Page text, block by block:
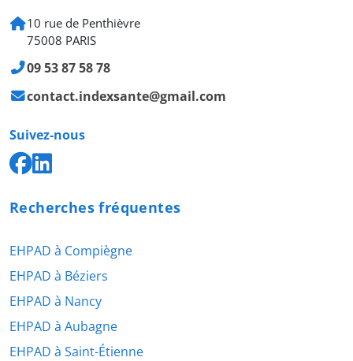
10 rue de Penthièvre
75008 PARIS
09 53 87 58 78
contact.indexsante@gmail.com
Suivez-nous
Recherches fréquentes
EHPAD à Compiègne
EHPAD à Béziers
EHPAD à Nancy
EHPAD à Aubagne
EHPAD à Saint-Étienne